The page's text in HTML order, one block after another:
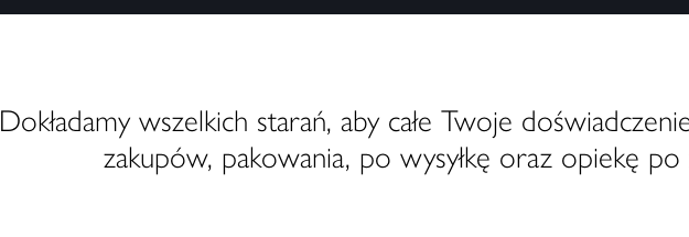
Dokładamy wszelkich starań, aby całe Twoje
zakupów, pakowania, po wysyłkę oraz opiekę po